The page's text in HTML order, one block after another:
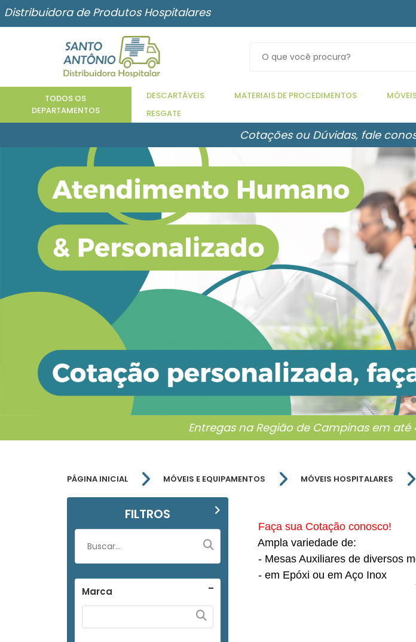
Distribuidora de Produtos Hospitalares
TODOS OS
DEPARTAMENTOS
DESCARTÁVEIS MATERIAIS DE PROCEDIMENTOS
RESGATE
Cotações ou Dúvidas, fale
Entregas na Região de Campinas em
PÁGINA INICIAL MÓVEIS E EQUIPAMENTOS MÓVEIS HOSPITALARES
FILTROS
Marca
Faça sua Cotação conosco!
Ampla variedade de:
- Mesas Auxiliares de diversos
- em Epóxi ou em Aço Inox